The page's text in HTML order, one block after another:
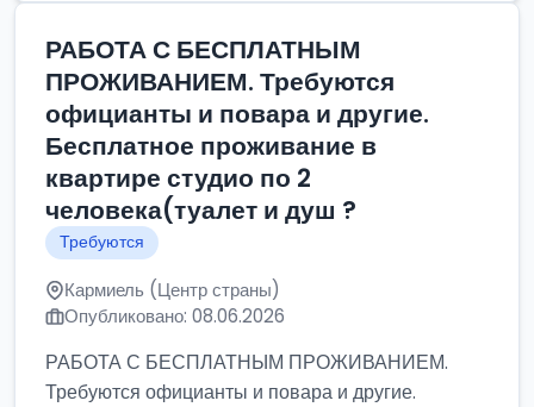
РАБОТА С БЕСПЛАТНЫМ
ПРОЖИВАНИЕМ. Требуются
официанты и повара и другие.
Бесплатное проживание в
квартире студио по 2
человека(туалет и душ ?
Требуются
Кармиель (Центр страны)
Опубликовано: 08.06.2026
РАБОТА С БЕСПЛАТНЫМ ПРОЖИВАНИЕМ.
Требуются официанты и повара и другие.